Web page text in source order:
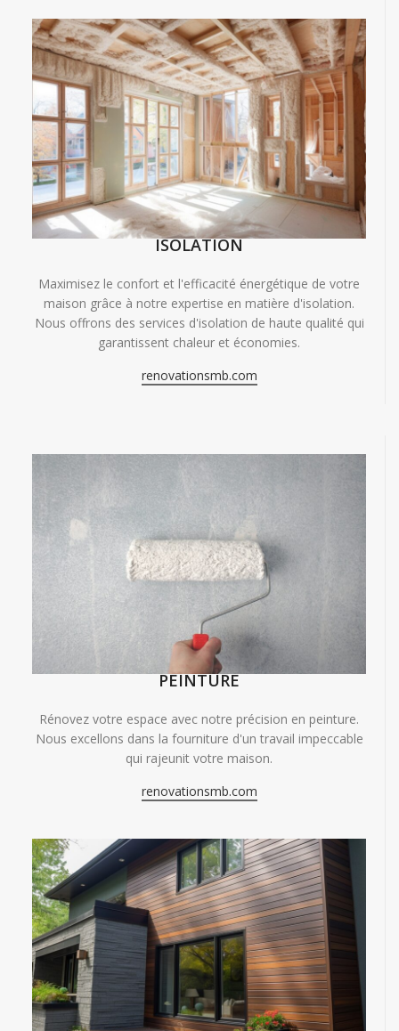
ISOLATION
Maximisez le confort et l'efficacité énergétique de votre
maison grâce à notre expertise en matière d'isolation.
Nous offrons des services d'isolation de haute qualité qui
garantissent chaleur et économies.
renovationsmb.com
PEINTURE
Rénovez votre espace avec notre précision en peinture.
Nous excellons dans la fourniture d'un travail impeccable
qui rajeunit votre maison.
renovationsmb.com